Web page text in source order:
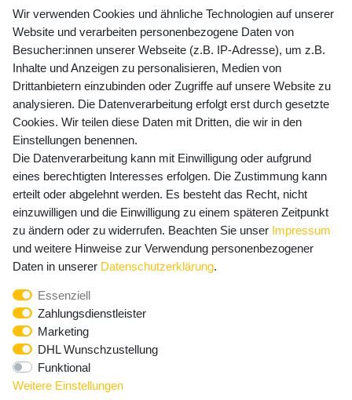
Preisangaben inkl. gesetzl. MwSt. und zzgl. Service- und
Versandkosten
Newsletter Anmeldung - Keine Angebote
mehr verpassen!
E-MAIL **
Newsletter
Honig
Hiermit bestätige ich, dass ich die
widerrufen.**
Abonnieren
Wir verwenden Cookies und ähnliche Technologien auf unserer
Website und verarbeiten personenbezogene Daten von
Besucher:innen unserer Webseite (z.B. IP-Adresse), um z.B.
Inhalte und Anzeigen zu personalisieren, Medien von
Drittanbietern einzubinden oder Zugriffe auf unsere Website zu
analysieren. Die Datenverarbeitung erfolgt erst durch gesetzte
Cookies. Wir teilen diese Daten mit Dritten, die wir in den
Einstellungen benennen.
Die Datenverarbeitung kann mit Einwilligung oder aufgrund
eines berechtigten Interesses erfolgen. Die Zustimmung kann
erteilt oder abgelehnt werden. Es besteht das Recht, nicht
einzuwilligen und die Einwilligung zu einem späteren Zeitpunkt
zu ändern oder zu widerrufen. Beachten Sie unser Impressum
und weitere Hinweise zur Verwendung personenbezogener
Daten in unserer Daten­schutz­erklärung.
Essenziell
Zahlungsdienstleister
Marketing
DHL Wunschzustellung
Funktional
Weitere Einstellungen